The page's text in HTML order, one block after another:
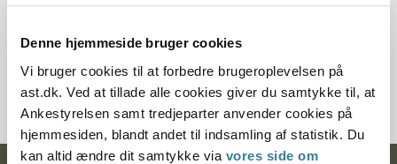
Denne hjemmeside bruger cookies
Vi bruger cookies til at forbedre brugeroplevelsen på
ast.dk. Ved at tillade alle cookies giver du samtykke til, at
Ankestyrelsen samt tredjeparter anvender cookies på
hjemmesiden, blandt andet til indsamling af statistik. Du
kan altid ændre dit samtykke via vores side om
Journalnummer
3000098-09